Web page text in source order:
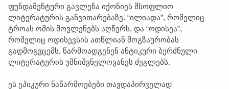
ფუნდამენტური გავლენა იქონიეს მსოფლიო
ლიტერატურის განვითარებაზე. “ილიადა”, რომელიც
ტროას ომის მოვლენებს აღწერს, და “ოდისეა”,
რომელიც ოდისევსის ათწლიან მოგზაურობას
გადმოგვცემს, წარმოადგენენ ანტიკური ბერძნული
ლიტერატურის უმნიშვნელოვანეს ძეგლებს.
ეს ეპიკური ნაწარმოებები თავდაპირველად